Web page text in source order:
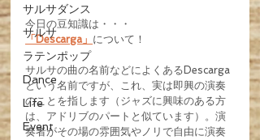
サルサダンス
サルサ
ラテンポップ
Dance
Life
Event
今日の豆知識は・・・
「Descarga」 について！
サルサの曲の名前などによくあるDescarga
という名前ですが、これ、実は即興の演奏
のことを指します（ジャズに興味のある方
は、アドリブのパートと似ています）。演
奏者がその場の雰囲気やノリで自由に演奏